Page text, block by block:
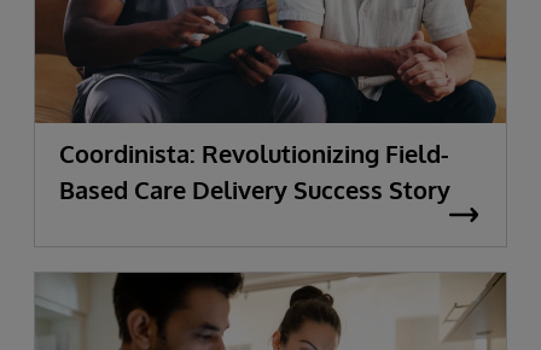
Coordinista: Revolutionizing Field-
Based Care Delivery Success Story